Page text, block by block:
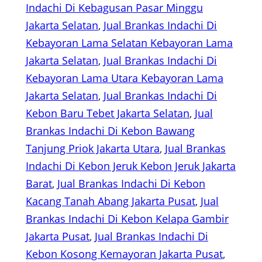
Indachi Di Kebagusan Pasar Minggu
Jakarta Selatan, Jual Brankas Indachi Di
Kebayoran Lama Selatan Kebayoran Lama
Jakarta Selatan, Jual Brankas Indachi Di
Kebayoran Lama Utara Kebayoran Lama
Jakarta Selatan, Jual Brankas Indachi Di
Kebon Baru Tebet Jakarta Selatan, Jual
Brankas Indachi Di Kebon Bawang
Tanjung Priok Jakarta Utara, Jual Brankas
Indachi Di Kebon Jeruk Kebon Jeruk Jakarta
Barat, Jual Brankas Indachi Di Kebon
Kacang Tanah Abang Jakarta Pusat, Jual
Brankas Indachi Di Kebon Kelapa Gambir
Jakarta Pusat, Jual Brankas Indachi Di
Kebon Kosong Kemayoran Jakarta Pusat